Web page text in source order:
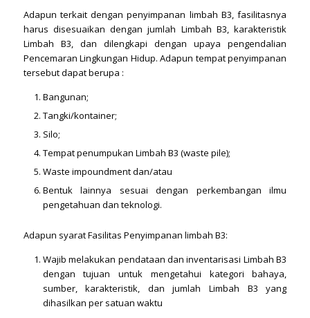
Adapun terkait dengan penyimpanan limbah B3, fasilitasnya
harus disesuaikan dengan jumlah Limbah B3, karakteristik
Limbah B3, dan dilengkapi dengan upaya pengendalian
Pencemaran Lingkungan Hidup. Adapun tempat penyimpanan
tersebut dapat berupa :
Bangunan;
Tangki/kontainer;
Silo;
Tempat penumpukan Limbah B3 (waste pile);
Waste impoundment dan/atau
Bentuk lainnya sesuai dengan perkembangan ilmu
pengetahuan dan teknologi.
Adapun syarat Fasilitas Penyimpanan limbah B3:
Wajib melakukan pendataan dan inventarisasi Limbah B3
dengan tujuan untuk mengetahui kategori bahaya,
sumber, karakteristik, dan jumlah Limbah B3 yang
dihasilkan per satuan waktu